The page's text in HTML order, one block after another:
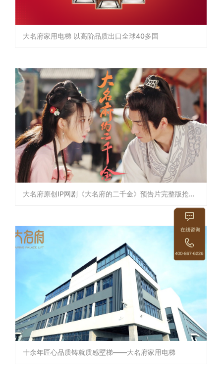
大名府家用电梯 以高阶品质出口全球40多国
大名府原创IP网剧《大名府的二千金》预告片完整版抢先看！
十余年匠心品质铸就质感墅梯——大名府家用电梯